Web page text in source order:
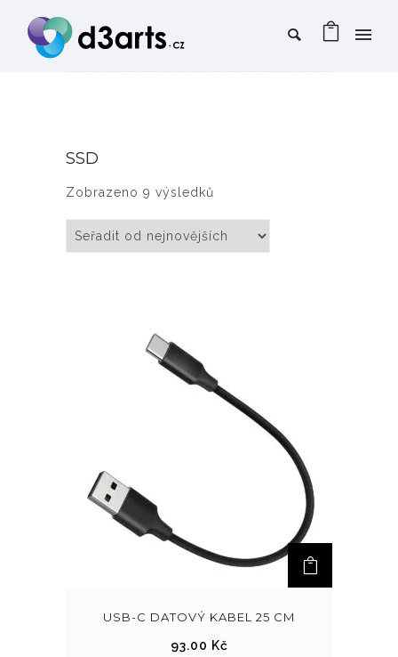
SSD
Zobrazeno 9 výsledků
USB-C DATOVÝ KABEL 25 CM
93.00 Kč